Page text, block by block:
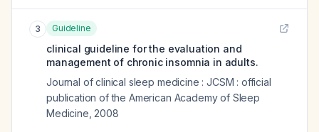
3 Guideline
clinical guideline for the evaluation and
management of chronic insomnia in adults.
Journal of clinical sleep medicine : JCSM : official
publication of the American Academy of Sleep
Medicine 2008